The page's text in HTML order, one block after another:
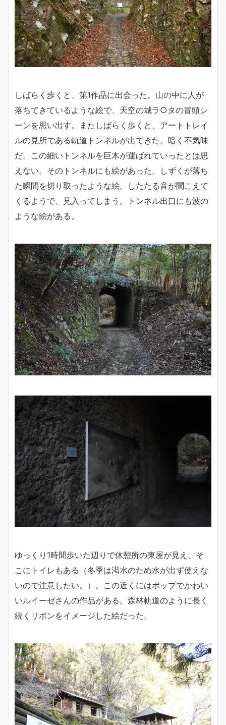
しばらく歩くと、第1作品に出会った。山の中に人が
落ちてきているような絵で、天空の城ラ○タの冒頭シ
ーンを思い出す。またしばらく歩くと、アートトレイ
ルの見所である軌道トンネルが出てきた。暗く不気味
だ。この細いトンネルを巨木が運ばれていったとは思
えない。そのトンネルにも絵があった。しずくが落ち
た瞬間を切り取ったような絵。したたる音が聞こえて
くるようで、見入ってしまう。トンネル出口にも波の
ような絵がある。
ゆっくり1時間歩いた辺りで休憩所の東屋が見え、そ
こにトイレもある（冬季は渇水のため水が出ず使えな
いので注意したい。）。この近くにはポップでかわい
いルイーゼさんの作品がある。森林軌道のように長く
続くリボンをイメージした絵だった。